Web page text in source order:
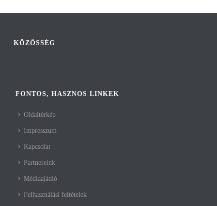
KÖZÖSSÉG
FONTOS, HASZNOS LINKEK
Oldaltérkép
Impresszum
Kapcsolat
Partnereink
Médiaajánló
Felhasználási feltételek